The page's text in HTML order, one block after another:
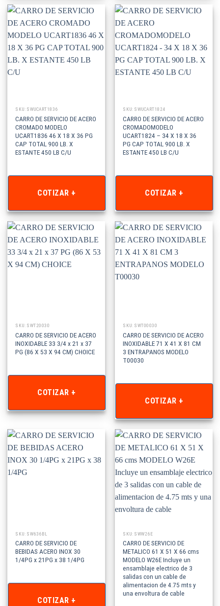
SKU: SWUCART1836
CARRO DE SERVICIO DE ACERO
CROMADO MODELO
UCART1836 46 X 18 X 36 PG
CAP TOTAL 900 LB. X
ESTANTE 450 LB C/U
COTIZAR +
SKU: SWUCART1824
CARRO DE SERVICIO DE ACERO
CROMADOMODELO
UCART1824 – 34 X 18 X 36
PG CAP TOTAL 900 LB. X
ESTANTE 450 LB C/U
COTIZAR +
SKU: SWT20030
CARRO DE SERVICIO DE ACERO
INOXIDABLE 33 3/4 x 21 x 37
PG (86 X 53 X 94 CM) CHOICE
COTIZAR +
SKU: SWT00030
CARRO DE SERVICIO DE ACERO
INOXIDABLE 71 X 41 X 81 CM
3 ENTRAPANOS MODELO
T00030
COTIZAR +
SKU: SW636BL
CARRO DE SERVICIO DE
BEBIDAS ACERO INOX 30
1/4PG x 21PG x 38 1/4PG
COTIZAR +
SKU: SWW26E
CARRO DE SERVICIO DE
METALICO 61 X 51 X 66 cms
MODELO W26E Incluye un
ensamblaje electrico de 3
salidas con un cable de
alimentacion de 4.75 mts y
una envoltura de cable